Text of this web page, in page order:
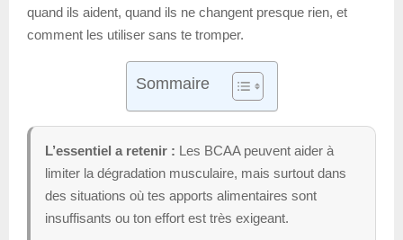
quand ils aident, quand ils ne changent presque rien, et
comment les utiliser sans te tromper.
Sommaire
L’essentiel a retenir : Les BCAA peuvent aider à
limiter la dégradation musculaire, mais surtout dans
des situations où tes apports alimentaires sont
insuffisants ou ton effort est très exigeant.